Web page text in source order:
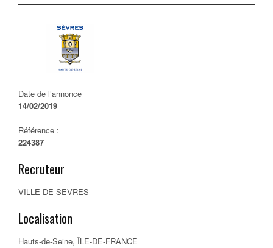
Date de l’annonce
14/02/2019
Référence :
224387
Recruteur
VILLE DE SEVRES
Localisation
Hauts-de-Seine, ÎLE-DE-FRANCE